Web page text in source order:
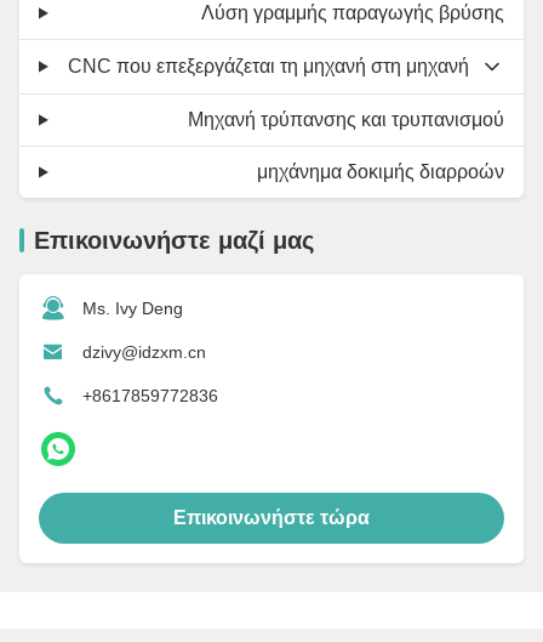
Λύση γραμμής παραγωγής βρύσης
CNC που επεξεργάζεται τη μηχανή στη μηχανή
Μηχανή τρύπανσης και τρυπανισμού
μηχάνημα δοκιμής διαρροών
Επικοινωνήστε μαζί μας
Ms. Ivy Deng
dzivy@idzxm.cn
+8617859772836
Επικοινωνήστε τώρα